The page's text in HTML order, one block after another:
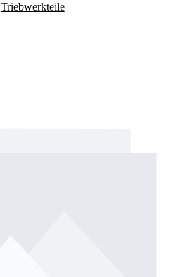
Triebwerkteile